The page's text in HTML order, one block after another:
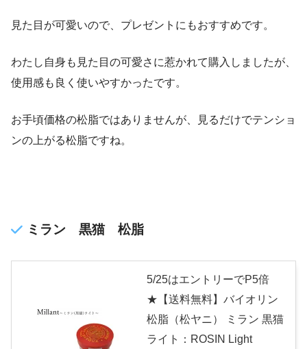
見た目が可愛いので、プレゼントにもおすすめです。
わたし自身も見た目の可愛さに惹かれて購入しましたが、
使用感も良く使いやすかったです。
お手頃価格の松脂ではありませんが、見るだけでテンショ
ンの上がる松脂ですね。
ミラン 黒猫 松脂
5/25はエントリーでP5倍
★【送料無料】バイオリン
松脂（松ヤニ） ミラン 黒猫
ライト：ROSIN Light